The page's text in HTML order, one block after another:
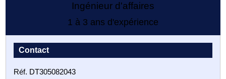
Ingénieur d'affaires
1 à 3 ans d'expérience
Contact
Réf. DT305082043